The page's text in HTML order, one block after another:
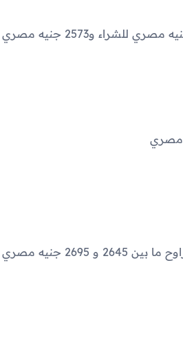
مصري للشراء و2573 جنيه مصري
مصري
2645 و 2695 جنيه مصري